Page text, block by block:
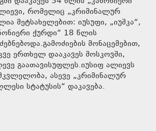
რომელიც „კრიმინალურ
მეტსახელებით: იუსუფი, „იუშკა“,
ქურდი“ 18 წლის
მონაცემებით,
ერთხელ დააკავეს მოსკოვში,
გაათავისუფლეს.იუსიფ ალიევს
ასევე „კრიმინალურ
სტატუსის“ დაკავება.